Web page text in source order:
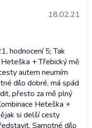
18.02.21
hodnocení 5; Tak
+ Třebický mě
autem neumím
dílo dobré, má spád
přesto za mě plný
Heteška +
si delší cesty
Samotné dílo